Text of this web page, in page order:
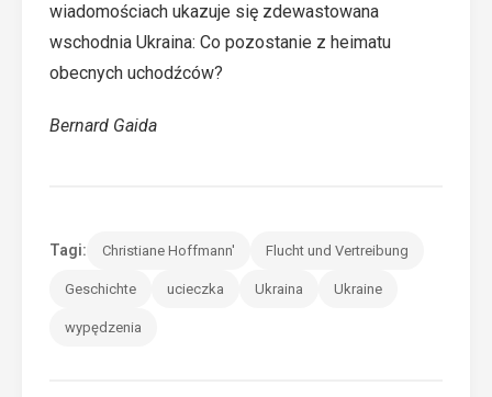
wiadomościach ukazuje się zdewastowana
wschodnia Ukraina: Co pozostanie z heimatu
obecnych uchodźców?
Bernard Gaida
Tagi: Christiane Hoffmann' Flucht und Vertreibung
Geschichte ucieczka Ukraina Ukraine
wypędzenia